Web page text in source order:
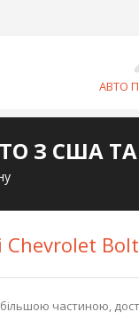
АВТО
З США
Chevrolet
частиною,